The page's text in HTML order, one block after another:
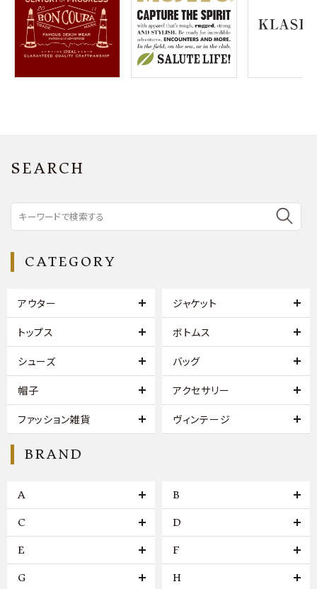
ようこそ ゲスト 様
meeting_room ログイン 会員登録
SEARCH
CATEGORY
アウター ジャケット
トップス ボトムス
シューズ バッグ
帽子 アクセサリー
ファッション雑貨 ヴィンテージ
BRAND
A B
C D
E F
G H